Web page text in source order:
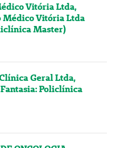
Vitória Ltda,
Médico Vitória Ltda
Master)
Geral Ltda,
Policlínica